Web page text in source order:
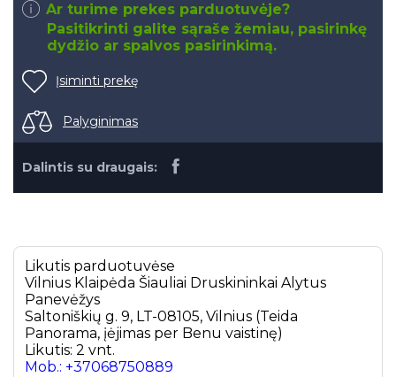
Ar turime prekes parduotuvėje?
Pasitikrinti galite sąraše žemiau, pasirinkę
dydžio ar spalvos pasirinkimą.
Įsiminti prekę
Palyginimas
Dalintis su draugais:
Likutis parduotuvėse
Vilnius Klaipėda Šiauliai Druskininkai Alytus
Panevėžys
Saltoniškių g. 9, LT-08105, Vilnius (Teida
Panorama, įėjimas per Benu vaistinę)
Likutis: 2 vnt.
Mob.: +37068750889